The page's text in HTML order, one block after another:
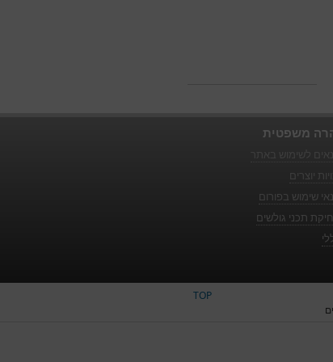
משפטית
יוצרים
שימוש בפורום
תכני גולשים
TOP